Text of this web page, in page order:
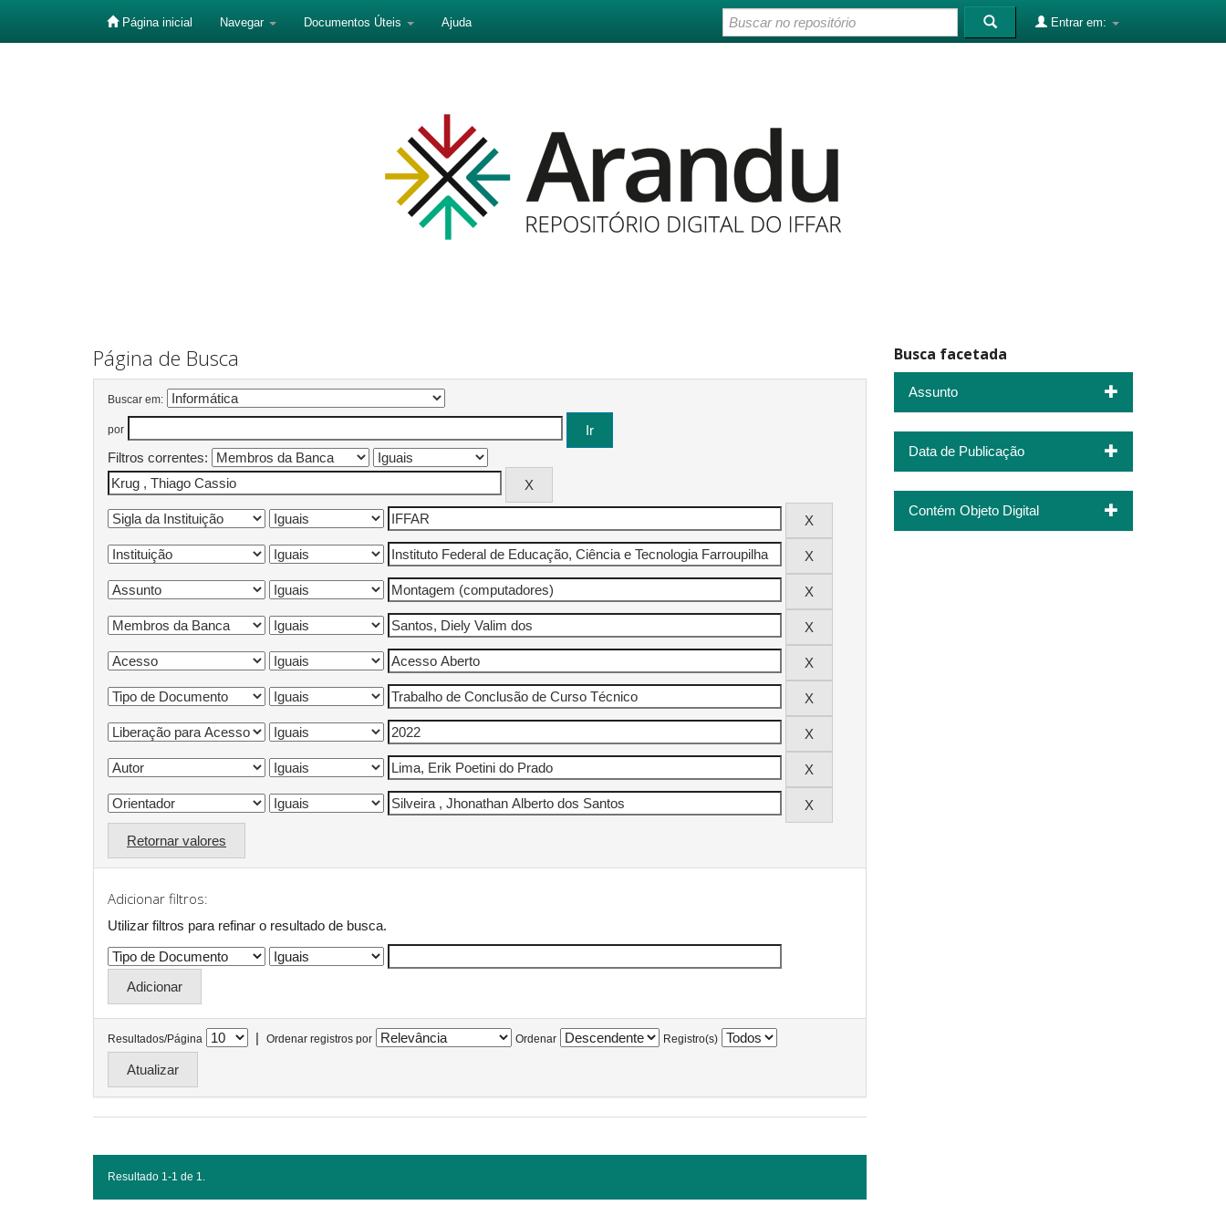
Página inicial Navegar Documentos Úteis Ajuda Entrar em:
Página de Busca
Buscar em:
por
Filtros correntes:
Retornar valores
Adicionar filtros:
Utilizar filtros para refinar o resultado de busca.
Resultados/Página | Ordenar registros por Ordenar Registro(s)
Resultado 1-1 de 1.
Busca facetada
Assunto
Data de Publicação
Contém Objeto Digital